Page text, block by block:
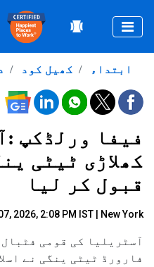
کھیل کود ابتداء
فیفا ورلڈکپ
کھلاڑی ٹیٹی
قبول کر لیا
2026, 2:08 PM IST | New York
آسٹریلیا کی قومی فٹبال
فارورڈ ٹیٹی ینگی نے